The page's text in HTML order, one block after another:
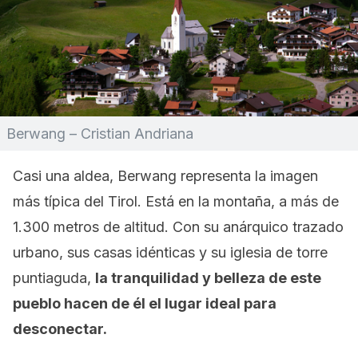
Berwang – Cristian Andriana
Casi una aldea, Berwang representa la imagen
más típica del Tirol. Está en la montaña, a más de
1.300 metros de altitud. Con su anárquico trazado
urbano, sus casas idénticas y su iglesia de torre
puntiaguda, la tranquilidad y belleza de este
pueblo hacen de él el lugar ideal para
desconectar.